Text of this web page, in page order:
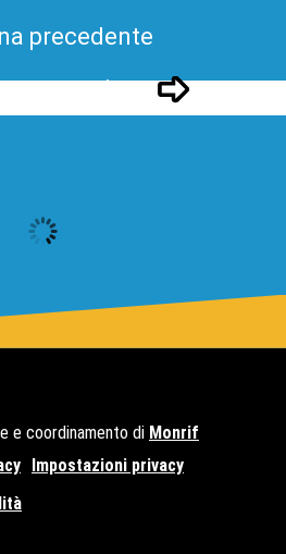
precedente
successivo
e coordinamento di Monrif
Impostazioni privacy